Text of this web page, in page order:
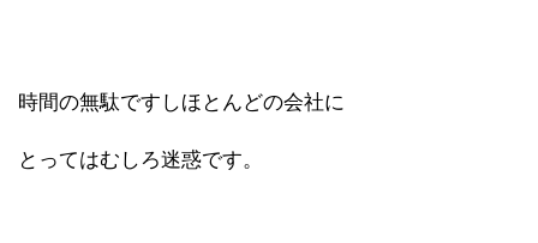
時間の無駄ですしほとんどの会社に
とってはむしろ迷惑です。